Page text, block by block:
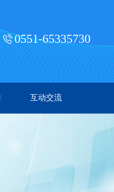
0551-65335730
互动交流